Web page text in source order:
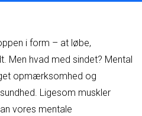
i form – at løbe,
Men hvad med sindet? Mental
opmærksomhed og
Ligesom muskler
vores mentale